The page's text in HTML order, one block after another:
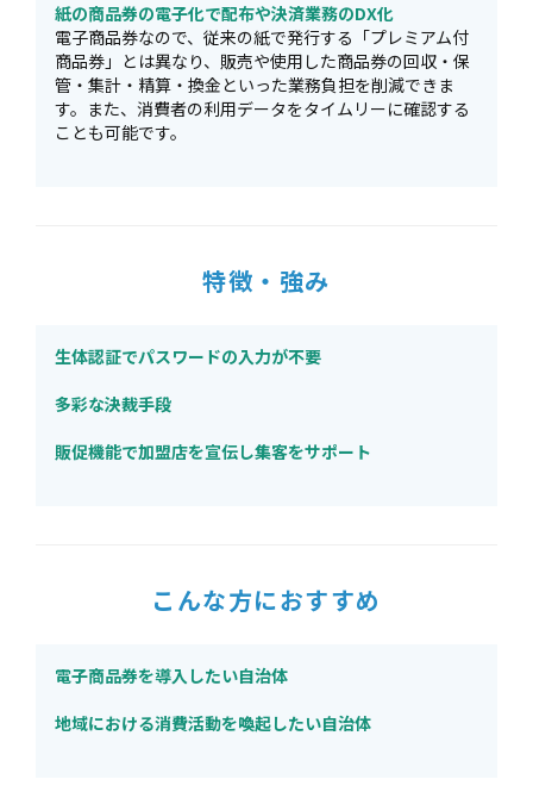
紙の商品券の電子化で配布や決済業務のDX化
電子商品券なので、従来の紙で発行する「プレミアム付
商品券」とは異なり、販売や使用した商品券の回収・保
管・集計・精算・換金といった業務負担を削減できま
す。また、消費者の利用データをタイムリーに確認する
ことも可能です。
特徴・強み
生体認証でパスワードの入力が不要
多彩な決裁手段
販促機能で加盟店を宣伝し集客をサポート
こんな方におすすめ
電子商品券を導入したい自治体
地域における消費活動を喚起したい自治体